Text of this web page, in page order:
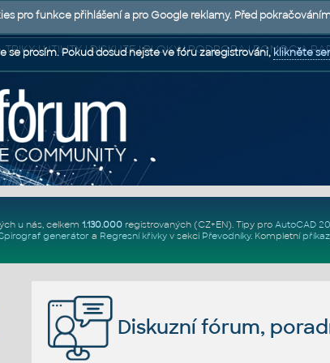
| UTILITY | DISKUZE | BLOKY | PODPORA | POMOC A
u nás, celkem 1.130.000registrovaných (CZ+EN). Tipy pro AutoCAD
generátor a Regresní křivkyv sekci Převodníky. Kompletní
Diskuzní fórum,
pro funkce přihlášení a pro Google reklamy. Před
se prosím. Pokud dosud nejste ve fóru zaregistrováni,klikněte